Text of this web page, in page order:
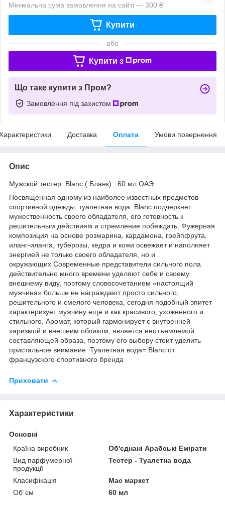
Мінімальна сума замовлення на сайті — 300 ₴
Купити
або
Купити з
Що таке купити з Пром?
Замовлення під захистом
Доставка Оплата Умови повернення
Опис
Мужской тестер Blanc ( Бланк) 60 мл ОАЭ
Посвященная одному из наиболее известных предметов
спортивной одежды, туалетная вода Blanc подчеркнет
мужественность своего обладателя, его готовность к
решительным действиям и стремление побеждать. Фужерная
композиция на основе розмарина, кардамона, грейпфрута,
иланг-иланга, туберозы, кедра и кожи освежает и наполняет
энергией не только своего обладателя, но и
окружающих Современные представители сильного пола
действительно много времени уделяют себе и своему
внешнему виду, поэтому словосочетанием «настоящий
мужчина» больше не награждают просто сильного,
решительного и смелого человека, сегодня подобный эпитет
характеризует мужчину еще и как красивого, ухоженного и
стильного. Аромат, который гармонирует с внутренней
харизмой и внешним обликом, является неотъемлемой
составляющей образа, поэтому его выбору стоит уделить
пристальное внимание. Туалетная вода= Blanc от
французского спортивного бренда
Приховати
Характеристики
Основні
Країна виробник
Об'єднані Арабські Емірати
Вид парфумерної
продукції
Тестер - Туалетна вода
Класифікація
Мас маркет
Об`єм
60 мл